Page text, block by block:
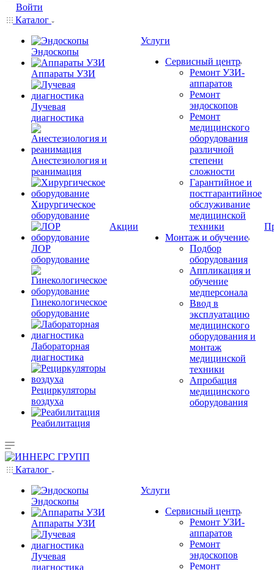
Войти
Каталог
Эндоскопы
Аппараты УЗИ
Лучевая
диагностика
Анестезиология и
реанимация
Хирургическое
оборудование
ЛОР
оборудование
Гинекологическое
оборудование
Лабораторная
диагностика
Рециркуляторы
воздуха
Реабилитация
Акции
Услуги
Сервисный центр
Ремонт УЗИ-
аппаратов
Ремонт
эндоскопов
Ремонт
медицинского
оборудования
различной
степени
сложности
Гарантийное и
постгарантийное
обслуживание
медицинской
техники
Монтаж и обучение
Подбор
оборудования
Аппликация и
обучение
медперсонала
Ввод в
эксплуатацию
медицинского
оборудования и
монтаж
медицинской
техники
Апробация
медицинского
оборудования
Каталог
Эндоскопы
Аппараты УЗИ
Лучевая
диагностика
Услуги
Сервисный центр
Ремонт УЗИ-
аппаратов
Ремонт
эндоскопов
Ремонт